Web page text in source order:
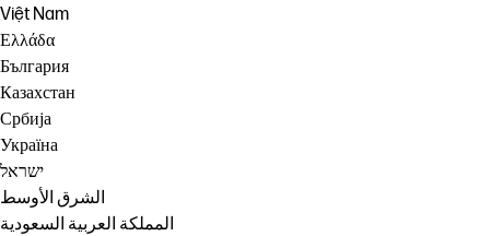
Việt Nam
Ελλάδα
България
Казахстан
Србија
Україна
ישראל
الشرق الأوسط
المملكة العربية السعودية